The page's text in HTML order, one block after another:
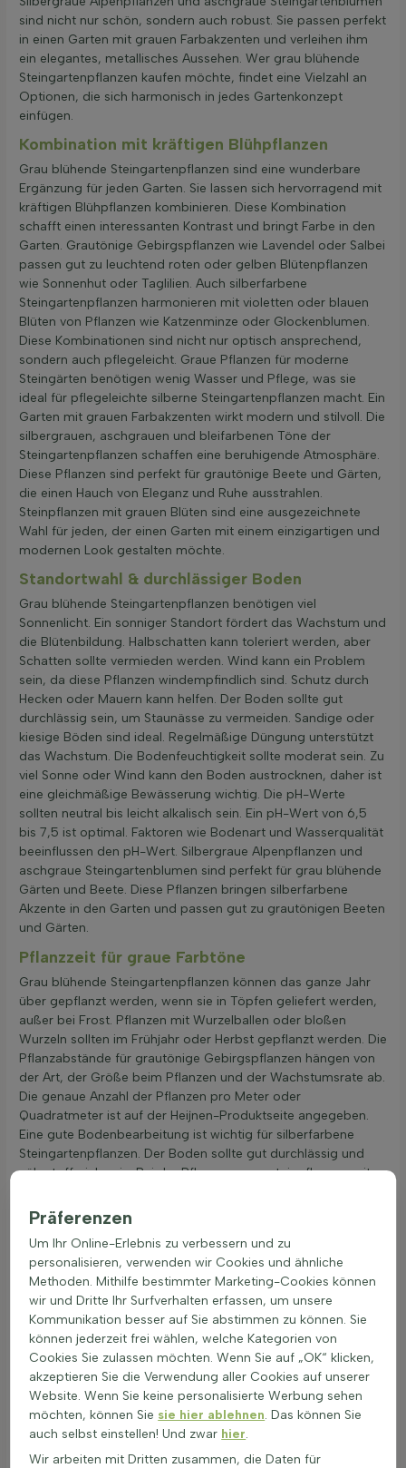
sind nicht nur schön, sondern auch robust. Sie passen perfekt
in einen Garten mit grauen Farbakzenten und verleihen ihm
ein elegantes, metallisches Aussehen. Wer grau blühende
Steingartenpflanzen kaufen möchte, findet eine Vielzahl an
Optionen, die sich harmonisch in jedes Gartenkonzept
einfügen.
Kombination mit kräftigen Blühpflanzen
Grau blühende Steingartenpflanzen sind eine wunderbare
Ergänzung für jeden Garten. Sie lassen sich hervorragend mit
kräftigen Blühpflanzen kombinieren. Diese Kombination
schafft einen interessanten Kontrast und bringt Farbe in den
Garten. Grautönige Gebirgspflanzen wie Lavendel oder Salbei
passen gut zu leuchtend roten oder gelben Blütenpflanzen
wie Sonnenhut oder Taglilien. Auch silberfarbene
Steingartenpflanzen harmonieren mit violetten oder blauen
Blüten von Pflanzen wie Katzenminze oder Glockenblumen.
Diese Kombinationen sind nicht nur optisch ansprechend,
sondern auch pflegeleicht. Graue Pflanzen für moderne
Steingärten benötigen wenig Wasser und Pflege, was sie
ideal für pflegeleichte silberne Steingartenpflanzen macht. Ein
Garten mit grauen Farbakzenten wirkt modern und stilvoll. Die
silbergrauen, aschgrauen und bleifarbenen Töne der
Steingartenpflanzen schaffen eine beruhigende Atmosphäre.
Diese Pflanzen sind perfekt für grautönige Beete und Gärten,
die einen Hauch von Eleganz und Ruhe ausstrahlen.
Steinpflanzen mit grauen Blüten sind eine ausgezeichnete
Wahl für jeden, der einen Garten mit einem einzigartigen und
modernen Look gestalten möchte.
Standortwahl & durchlässiger Boden
Grau blühende Steingartenpflanzen benötigen viel
Sonnenlicht. Ein sonniger Standort fördert das Wachstum und
die Blütenbildung. Halbschatten kann toleriert werden, aber
Schatten sollte vermieden werden. Wind kann ein Problem
sein, da diese Pflanzen windempfindlich sind. Schutz durch
Hecken oder Mauern kann helfen. Der Boden sollte gut
durchlässig sein, um Staunässe zu vermeiden. Sandige oder
kiesige Böden sind ideal. Regelmäßige Düngung unterstützt
das Wachstum. Die Bodenfeuchtigkeit sollte moderat sein. Zu
viel Sonne oder Wind kann den Boden austrocknen, daher ist
eine gleichmäßige Bewässerung wichtig. Die pH-Werte
sollten neutral bis leicht alkalisch sein. Ein pH-Wert von 6,5
bis 7,5 ist optimal. Faktoren wie Bodenart und Wasserqualität
beeinflussen den pH-Wert. Silbergraue Alpenpflanzen und
aschgraue Steingartenblumen sind perfekt für grau blühende
Gärten und Beete. Diese Pflanzen bringen silberfarbene
Akzente in den Garten und passen gut zu grautönigen Beeten
und Gärten.
Pflanzzeit für graue Farbtöne
Grau blühende Steingartenpflanzen können das ganze Jahr
über gepflanzt werden, wenn sie in Töpfen geliefert werden,
außer bei Frost. Pflanzen mit Wurzelballen oder bloßen
Wurzeln sollten im Frühjahr oder Herbst gepflanzt werden. Die
Pflanzabstände für grautönige Gebirgspflanzen hängen von
der Art, der Größe beim Pflanzen und der Wachstumsrate ab.
Die genaue Anzahl der Pflanzen pro Meter oder
Quadratmeter ist auf der Heijnen-Produktseite angegeben.
Eine gute Bodenbearbeitung ist wichtig für silberfarbene
Steingartenpflanzen. Der Boden sollte gut durchlässig und
nährstoffreich sein. Bei der Pflanzung von steinpflanzen mit
zu graben und die Wurzeln gut zu verteilen. Nach dem
besonders in den ersten Wochen. Ein Garten mit grauen
Farbakzenten kann durch die richtige Pflege und Auswahl der
Pflanzen zu einem echten Highlight werden.
Pflege von Grau blühenden
Steingartenpflanzen
Grau blühende Steingartenpflanzen sind ideal für Gärten mit
grauen Farbakzenten. Diese Pflanzen benötigen wenig Pflege,
sind aber dennoch robust und anpassungsfähig.
Vermeiden von Staunässe: Diese Pflanzen bevorzugen
gut durchlässigen Boden. Regelmäßiges Gießen ist
wichtig, aber der Boden sollte zwischen den
Präferenzen
Um Ihr Online-Erlebnis zu verbessern und zu
personalisieren, verwenden wir Cookies und ähnliche
Methoden. Mithilfe bestimmter Marketing-Cookies können
wir und Dritte Ihr Surfverhalten erfassen, um unsere
Kommunikation besser auf Sie abstimmen zu können. Sie
können jederzeit frei wählen, welche Kategorien von
Cookies Sie zulassen möchten. Wenn Sie auf „OK“ klicken,
akzeptieren Sie die Verwendung aller Cookies auf unserer
Website. Wenn Sie keine personalisierte Werbung sehen
möchten, können Sie sie hier ablehnen. Das können Sie
auch selbst einstellen! Und zwar hier.
Wir arbeiten mit Dritten zusammen, die Daten für